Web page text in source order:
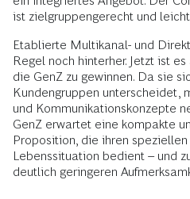
ist zielgruppengerecht und
Etablierte Multikanal- und
Regel noch hinterher. Jetzt ist
die GenZ zu gewinnen. Da sie
Kundengruppen unterscheidet,
und Kommunikationskonzepte
GenZ erwartet eine kompakte
Proposition, die ihren
Lebenssituation bedient – und
deutlich geringeren